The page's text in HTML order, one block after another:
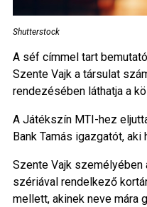
Shutterstock
A séf címmel tart
Szente Vajk a társulat
rendezésében láthatja a
A Játékszín MTI-hez
Bank Tamás igazgatót, aki
Szente Vajk
szériával rendelkező
mellett, akinek neve mára